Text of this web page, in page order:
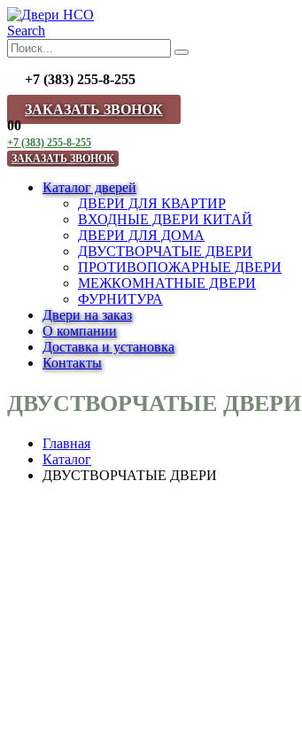
Search
+7 (383) 255-8-255
ЗАКАЗАТЬ ЗВОНОК
00
+7 (383) 255-8-255
ЗАКАЗАТЬ ЗВОНОК
Каталог дверей
ДВЕРИ ДЛЯ КВАРТИР
ВХОДНЫЕ ДВЕРИ КИТАЙ
ДВЕРИ ДЛЯ ДОМА
ДВУСТВОРЧАТЫЕ ДВЕРИ
ПРОТИВОПОЖАРНЫЕ ДВЕРИ
МЕЖКОМНАТНЫЕ ДВЕРИ
ФУРНИТУРА
Двери на заказ
О компании
Доставка и установка
Контакты
ДВУСТВОРЧАТЫЕ ДВЕРИ
Главная
Каталог
ДВУСТВОРЧАТЫЕ ДВЕРИ